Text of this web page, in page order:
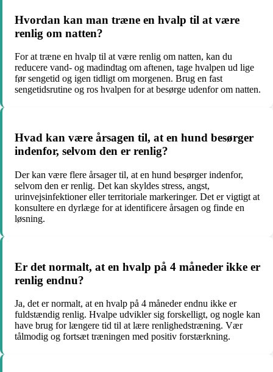
Hvordan kan man træne en hvalp til at være
renlig om natten?
For at træne en hvalp til at være renlig om natten, kan du
reducere vand- og madindtag om aftenen, tage hvalpen ud lige
før sengetid og igen tidligt om morgenen. Brug en fast
sengetidsrutine og ros hvalpen for at besørge udenfor om natten.
Hvad kan være årsagen til, at en hund besørger
indenfor, selvom den er renlig?
Der kan være flere årsager til, at en hund besørger indenfor,
selvom den er renlig. Det kan skyldes stress, angst,
urinvejsinfektioner eller territoriale markeringer. Det er vigtigt at
konsultere en dyrlæge for at identificere årsagen og finde en
løsning.
Er det normalt, at en hvalp på 4 måneder ikke er
renlig endnu?
Ja, det er normalt, at en hvalp på 4 måneder endnu ikke er
fuldstændig renlig. Hvalpe udvikler sig forskelligt, og nogle kan
have brug for længere tid til at lære renlighedstræning. Vær
tålmodig og fortsæt træningen med positiv forstærkning.